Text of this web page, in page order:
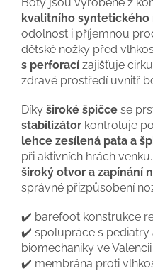
kvalitního syntetického
odolnost i příjemnou
dětské nožky před
s perforací zajišťuje
zdravé prostředí uvnitř
Díky široké špičce se
stabilizátor kontroluje
lehce zesílená pata a
při aktivních hrách
široký otvor a zapínání
správné přizpůsobení
✔️ barefoot konstrukce
✔️ spolupráce s pediatry
biomechaniky ve Valencii
✔️ membrána proti